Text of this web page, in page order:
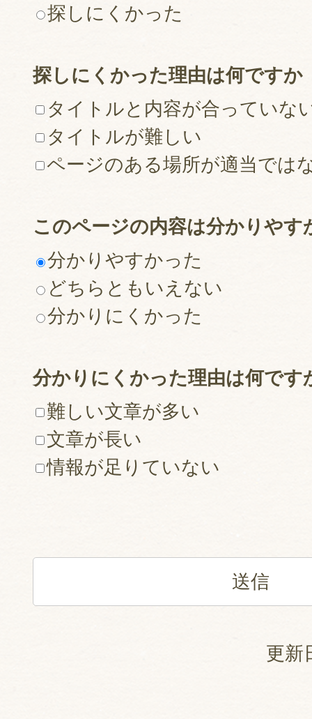
探しにくかった
探しにくかった理由は何ですか
タイトルと内容が合っていな
タイトルが難しい
ページのある場所が適当では
このページの内容は分かりやす
分かりやすかった
どちらともいえない
分かりにくかった
分かりにくかった理由は何です
難しい文章が多い
文章が長い
情報が足りていない
更新